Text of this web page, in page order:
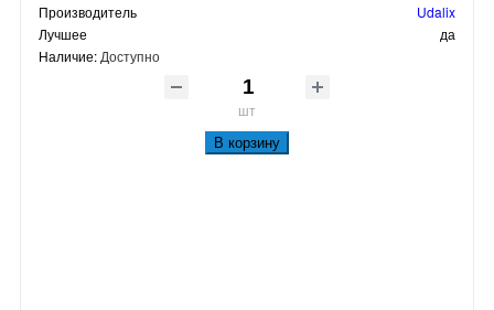
Производитель
Udalix
Лучшее
да
Наличие: Доступно
шт
В корзину